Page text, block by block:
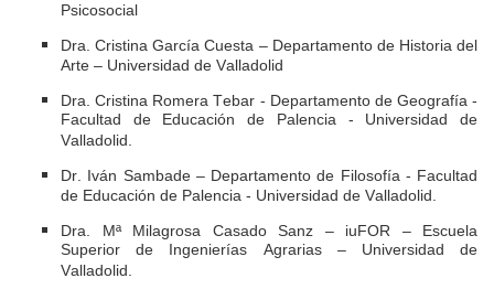
Psicosocial
Dra. Cristina García Cuesta – Departamento de Historia del
Arte – Universidad de Valladolid
Dra. Cristina Romera Tebar - Departamento de Geografía -
Facultad de Educación de Palencia - Universidad de
Valladolid.
Dr. Iván Sambade – Departamento de Filosofía - Facultad
de Educación de Palencia - Universidad de Valladolid.
Dra. MªMilagrosa Casado Sanz – iuFOR – Escuela
Superior de Ingenierías Agrarias – Universidad de
Valladolid.